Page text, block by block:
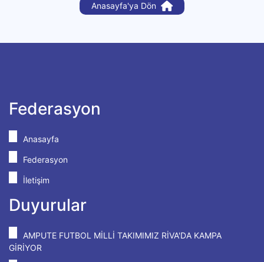
Anasayfa'ya Dön
Federasyon
Anasayfa
Federasyon
İletişim
Duyurular
AMPUTE FUTBOL MİLLİ TAKIMIMIZ RİVA'DA KAMPA
GİRİYOR